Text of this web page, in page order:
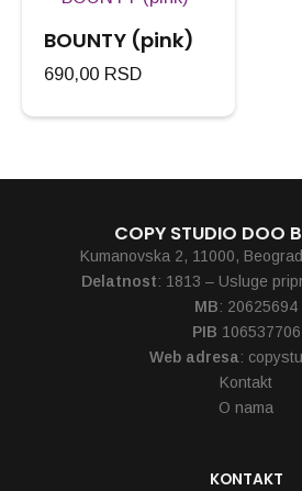
BOUNTY (pink)
690,00 RSD
COPY STUDIO DOO
Kumanovska 2, 11000,
Delatnost: 1813 – Usluge
MB: 20625694
PIB 106537706
Web adresa:
Kontakt
O nama
KONTAKT